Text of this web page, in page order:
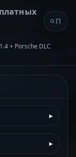
+ Porsche DLC
▸
▸